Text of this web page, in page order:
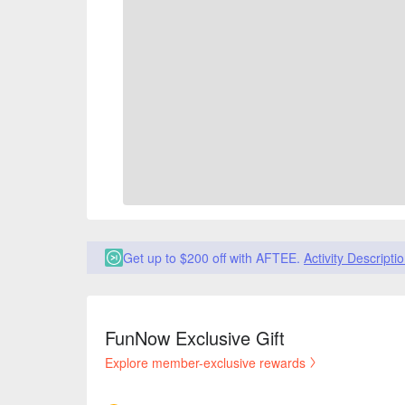
Get up to $200 off with AFTEE. Activity
FunNow Exclusive Gift
Explore member-exclusive rewards